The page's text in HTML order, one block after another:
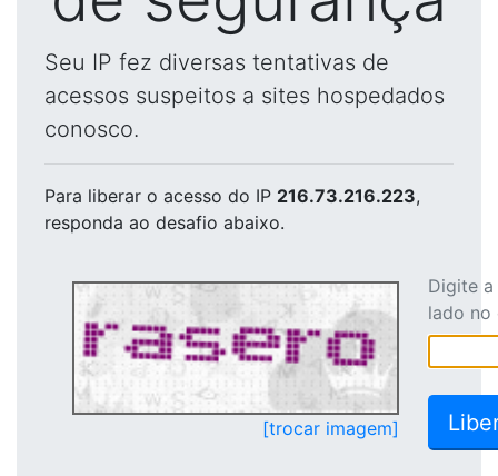
Seu IP fez diversas tentativas de
acessos suspeitos a sites hospedados
conosco.
Para liberar o acesso do IP 216.73.216.223,
responda ao desafio abaixo.
[trocar imagem]
Digite
lado no